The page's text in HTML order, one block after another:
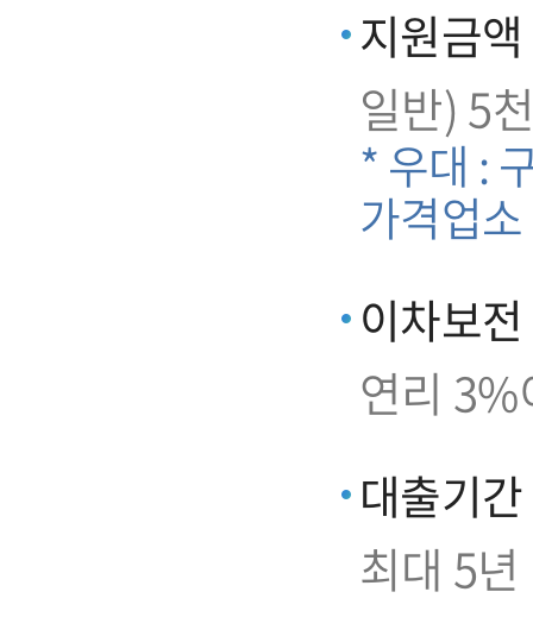
지원금액
일반) 5
* 우대 :
가격업소
이차보전
연리
대출기간
최대 5년